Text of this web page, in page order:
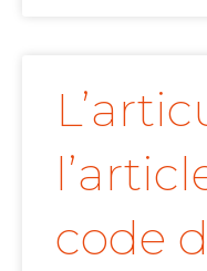
code